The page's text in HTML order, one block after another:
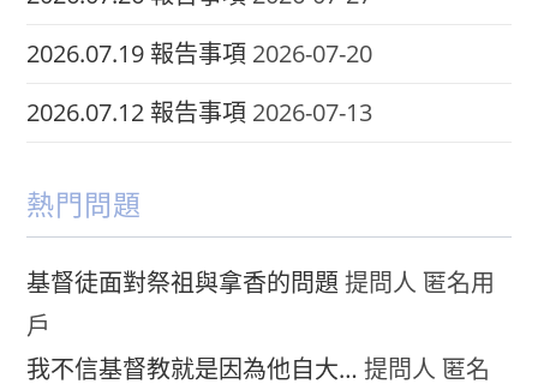
2026.07.19 報告事項 2026-07-20
2026.07.12 報告事項 2026-07-13
熱門問題
基督徒面對祭祖與拿香的問題 提問人 匿名用
戶
我不信基督教就是因為他自大… 提問人 匿名